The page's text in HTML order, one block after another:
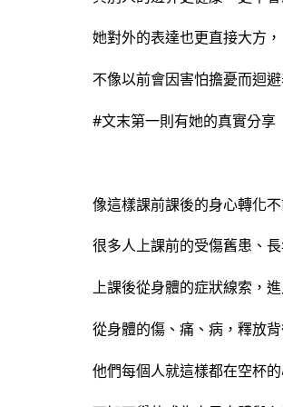
她對外的表達也更直接大方，
不像以前會因害怕擔憂而迴
#文末第一則有她的真實分享
像這樣課前課後的身心轉化
很多人上課前的受傷舊患、
上課後從身體的症狀線索，
從身體的傷、痛、病，釋放
他們每個人就這樣都在空杯